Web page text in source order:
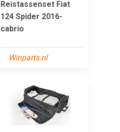
Reistassenset Fiat
124 Spider 2016-
cabrio
Winparts.nl